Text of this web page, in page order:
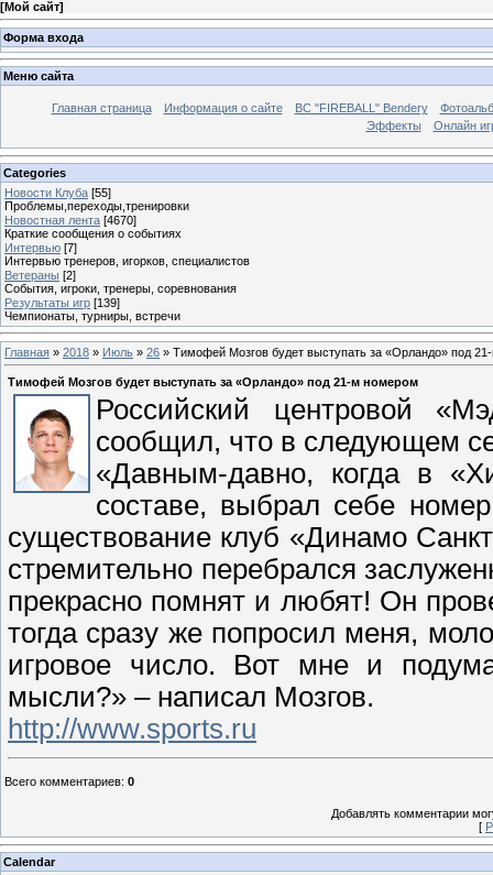
[Мой сайт]
Форма входа
Меню сайта
Главная страница Информация о сайте BC "FIREBALL" Bendery
Эффекты
Онлайн
Categories
Новости Клуба [55]
Проблемы,переходы,тренировки
Новостная лента [4670]
Краткие сообщения о событиях
Интервью [7]
Интервью тренеров, игорков, специалистов
Ветераны [2]
События, игроки, тренеры, соревнования
Результаты игр [139]
Чемпионаты, турниры, встречи
Главная » 2018 » Июль » 26 » Тимофей Мозгов будет выступать за «Орландо» под
Тимофей Мозгов будет выступать за «Орландо» под 21-м номером
Российский центровой
сообщил, что в следующем
«Давным-давно, когда в
составе, выбрал себе
существование клуб «Динамо
стремительно перебрался
прекрасно помнят и любят! Он
тогда сразу же попросил меня,
игровое число. Вот мне и
мысли?» – написал Мозгов.
http://www.sports.ru
Всего комментариев: 0
Добавлять комментарии
[
Calendar